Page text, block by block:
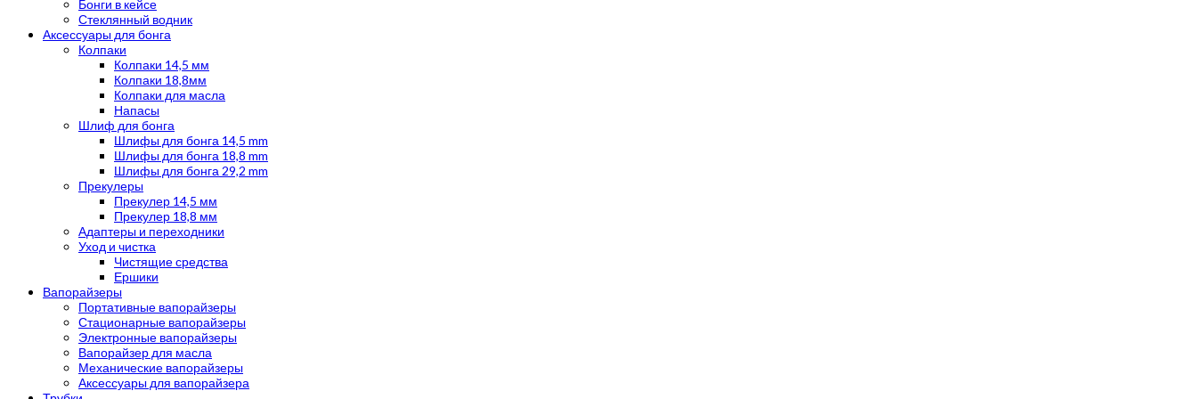
Бонги в кейсе
Стеклянный водник
Аксессуары для бонга
Колпаки
Колпаки 14,5 мм
Колпаки 18,8мм
Колпаки для масла
Напасы
Шлиф для бонга
Шлифы для бонга 14,5 mm
Шлифы для бонга 18,8 mm
Шлифы для бонга 29,2 mm
Прекулеры
Прекулер 14,5 мм
Прекулер 18,8 мм
Адаптеры и переходники
Уход и чистка
Чистящие средства
Ершики
Вапорайзеры
Портативные вапорайзеры
Стационарные вапорайзеры
Электронные вапорайзеры
Вапорайзер для масла
Механические вапорайзеры
Аксессуары для вапорайзера